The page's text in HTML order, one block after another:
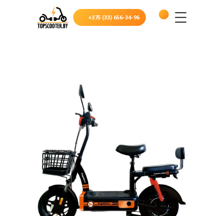
+375 (33) 656-34-96